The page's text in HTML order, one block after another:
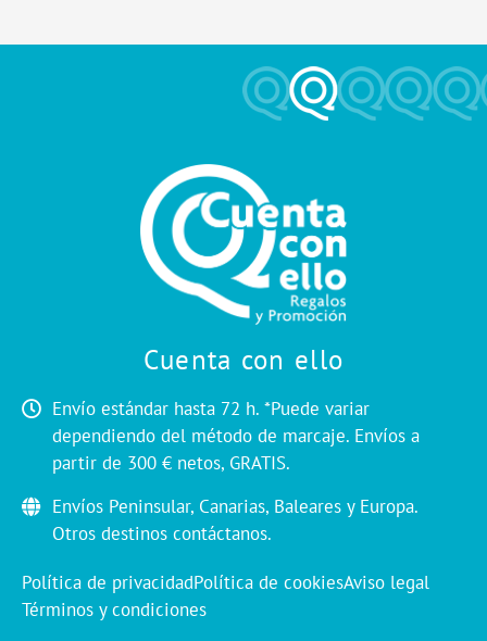
Cuenta con ello
Envío estándar hasta 72 h. *Puede variar
dependiendo del método de marcaje. Envíos a
partir de 300 € netos, GRATIS.
Envíos Peninsular, Canarias, Baleares y Europa.
Otros destinos contáctanos.
Política de privacidadPolítica de cookiesAviso legal
Términos y condiciones